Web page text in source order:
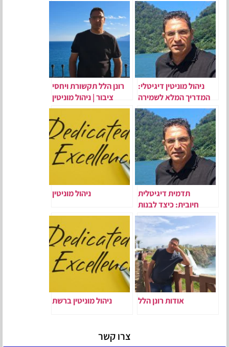
ניהול מוניטין דיגיטלי:
המדריך המלא לשמירה
על תדמית אונליין
רונן הלל תקשורת ויחסי
ציבור | ניהול מוניטין
תדמית דיגיטלית
חיובית: כיצד לבנות
נוכחות טובה בגוגל ובAI
ניהול מוניטין
אודות רונן הלל ניהול מוניטין ברשת
צרו קשר